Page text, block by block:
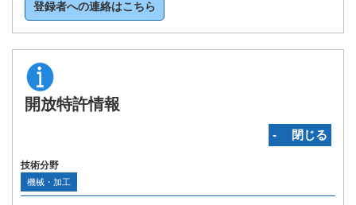
登録者への連絡はこちら
開放特許情報
‐ 閉じる
技術分野
機械・加工